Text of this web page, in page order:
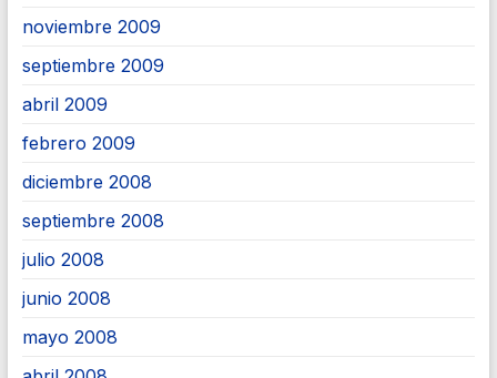
noviembre 2009
septiembre 2009
abril 2009
febrero 2009
diciembre 2008
septiembre 2008
julio 2008
junio 2008
mayo 2008